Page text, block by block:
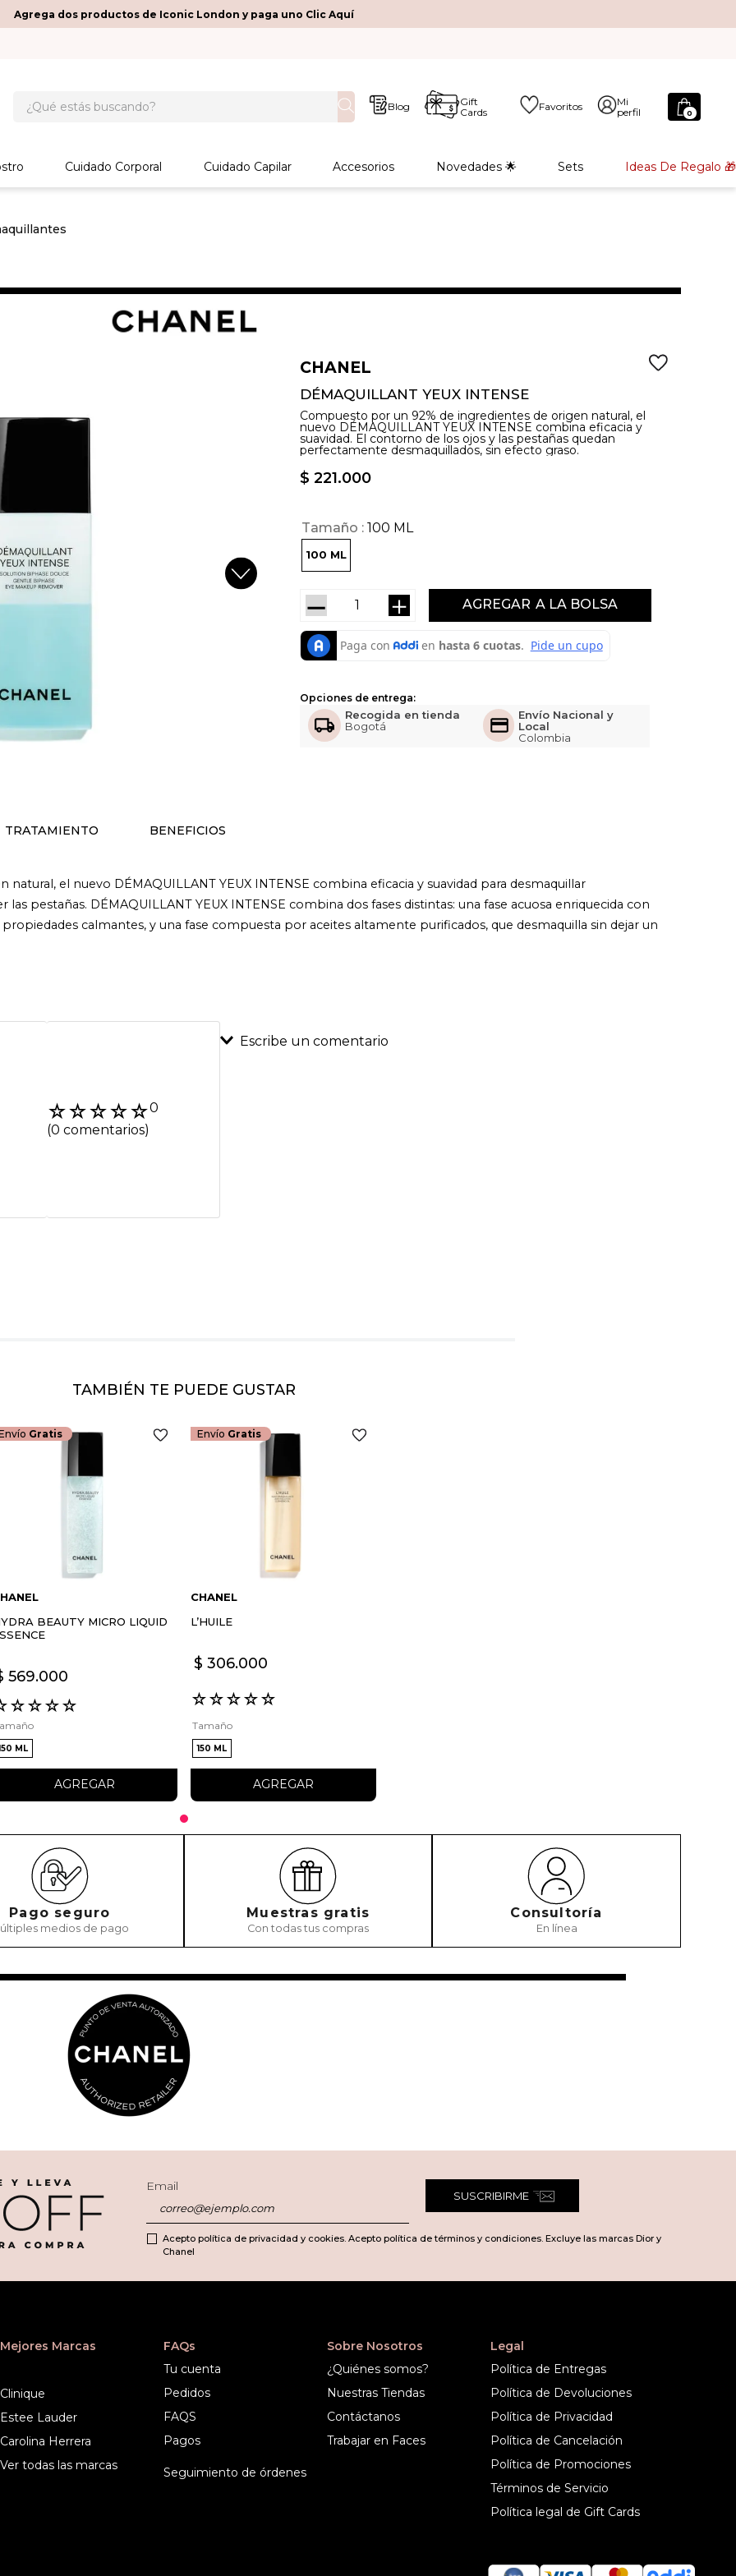
Agrega dos productos de Iconic London y paga uno Clic Aquí
Blog
Gift
Cards
Favoritos
Mi
perfil
0
Cuidado Corporal Cuidado Capilar Accesorios Novedades 🌟 Sets Ideas De Regalo 🎁
CHANEL
DÉMAQUILLANT YEUX INTENSE
Compuesto por un 92% de ingredientes de origen natural, el
nuevo DÉMAQUILLANT YEUX INTENSE combina eficacia y
suavidad. El contorno de los ojos y las pestañas quedan
perfectamente desmaquillados, sin efecto graso.
$ 221.000
Tamaño 100 ML
100 ML
AGREGAR
＋
－
Opciones de entrega:
Recogida en tienda
Bogotá
Envío Nacional y
Local
Colombia
TRATAMIENTO BENEFICIOS
el nuevo DÉMAQUILLANT YEUX INTENSE combina eficacia y suavidad para desmaquillar
pestañas. DÉMAQUILLANT YEUX INTENSE combina dos fases distintas: una fase acuosa enriquecida con
calmantes, y una fase compuesta por aceites altamente purificados, que desmaquilla sin dejar un
☆☆☆☆☆0
(0 comentarios)
Escribe un comentario
ENVIAR COMENTARIO
TAMBIÉN TE PUEDE GUSTAR
Gratis
BEAUTY MICRO LIQUID
569.000
☆☆☆☆
ML
AGREGAR
Envío Gratis
CHANEL
L’HUILE
$ 306.000
☆☆☆☆☆
Tamaño
150 ML
AGREGAR
Pago seguro
medios de pago
Muestras gratis
Con todas tus compras
Consultoría
En línea
Email
SUSCRIBIRME
Acepto política de privacidad y cookies. Acepto política de términos y condiciones. Excluye las marcas Dior y
Chanel
Mejores Marcas
Clinique
Estee Lauder
Carolina Herrera
Ver todas las marcas
FAQs
Tu cuenta
Pedidos
FAQS
Pagos
Seguimiento de órdenes
Sobre Nosotros
¿Quiénes somos?
Nuestras Tiendas
Contáctanos
Trabajar en Faces
Legal
Política de Entregas
Política de Devoluciones
Política de Privacidad
Política de Cancelación
Política de Promociones
Términos de Servicio
Política legal de Gift Cards